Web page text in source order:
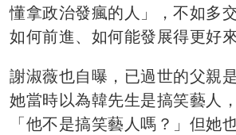
懂拿政治發瘋的人」，不如多
如何前進、如何能發展得更好來
謝淑薇也自曝，已過世的父親
她當時以為韓先生是搞笑藝人
「他不是搞笑藝人嗎？」但她